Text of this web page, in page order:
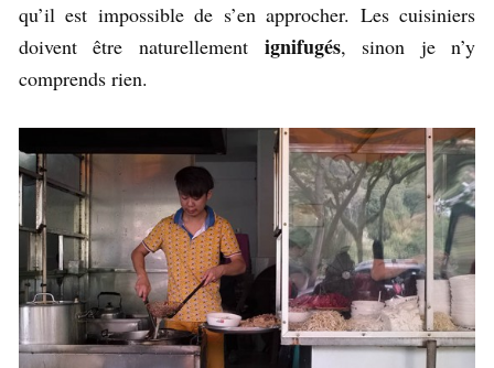
qu’il est impossible de s’en approcher. Les cuisiniers
doivent être naturellement ignifugés, sinon je n’y
comprends rien.